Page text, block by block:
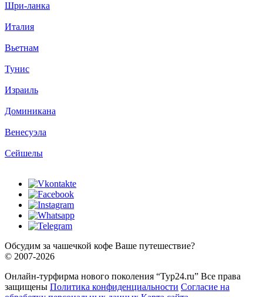
Шри-ланка
Италия
Вьетнам
Тунис
Израиль
Доминикана
Венесуэла
Сейшелы
Обсудим за чашечкой кофе Ваше путешествие?
© 2007-2026
Онлайн-турфирма нового поколения “Тур24.ru” Все права
защищены Политика конфиденциальности Согласие на